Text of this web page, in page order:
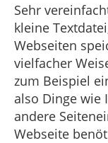
Sehr
kleine
Webseiten
vielfacher
zum Beispiel
also Dinge wie
andere
Webseite